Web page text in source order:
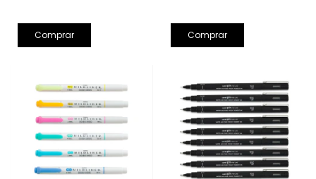
Comprar Comprar